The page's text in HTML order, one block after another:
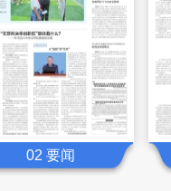
02 要闻